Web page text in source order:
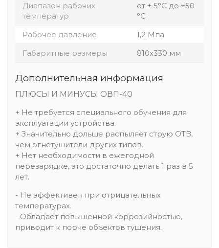
Диапазон рабочих
температур
от + 5°С до +50
°С
Рабочее давление
1,2 Мпа
Габаритные размеры
810х330 мм
Дополнительная информация
ПЛЮСЫ И МИНУСЫ ОВП-40
+ Не требуется специального обучения для
эксплуатации устройства.
+ Значительно дольше распыляет струю ОТВ,
чем огнетушители других типов.
+ Нет необходимости в ежегодной
перезарядке, это достаточно делать 1 раз в 5
лет.
- Не эффективен при отрицательных
температурах.
- Обладает повышенной коррозийностью,
приводит к порче объектов тушения.